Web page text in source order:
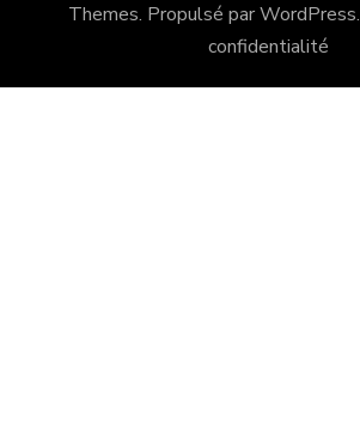
Themes. Propulsé parWordPress.
confidentialité